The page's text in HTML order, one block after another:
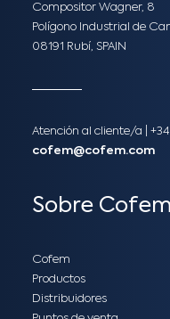
Compositor Wagner, 8
Polígono Industrial de
08191 Rubí, SPAIN
Atención al cliente/a​ | +34
cofem@cofem.com
Sobre Cofem
Cofem
Productos
Distribuidores